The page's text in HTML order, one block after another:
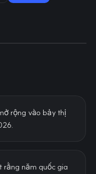
rộng vào bảy thị
rằng năm quốc gia